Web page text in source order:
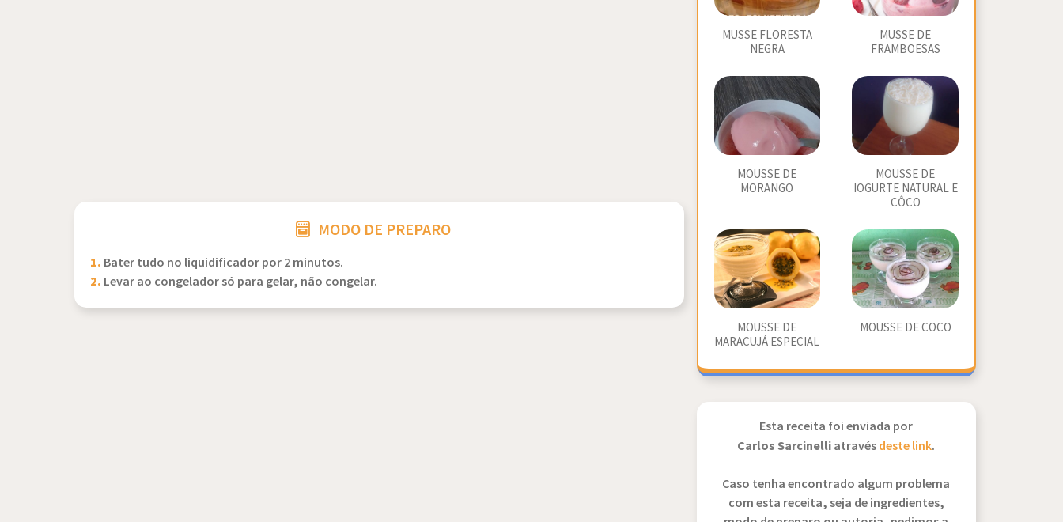
MODO DE PREPARO
1. Bater tudo no liquidificador por 2 minutos.
2. Levar ao congelador só para gelar, não congelar.
MUSSE FLORESTA
NEGRA
MUSSE DE
FRAMBOESAS
MOUSSE DE
MORANGO
MOUSSE DE
IOGURTE NATURAL E
CÔCO
MOUSSE DE
MARACUJÁ ESPECIAL
MOUSSE DE COCO
Esta receita foi enviada por
Carlos Sarcinelliatravésdeste link.
Caso tenha encontrado algum problema
com esta receita, seja de ingredientes,